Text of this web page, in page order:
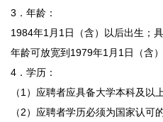
3．年龄：
1984年1月1日（含）以后出生；
年龄可放宽到1979年1月1日（含）
4．学历：
（1）应聘者应具备大学本科及以
（2）应聘者学历必须为国家认可